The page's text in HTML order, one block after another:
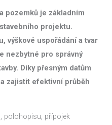
pozemků je základním
projektu.
výškové uspořádání a tvar
nezbytné pro správný
Díky přesným datům
zajistit efektivní průběh
polohopisu, přípojek